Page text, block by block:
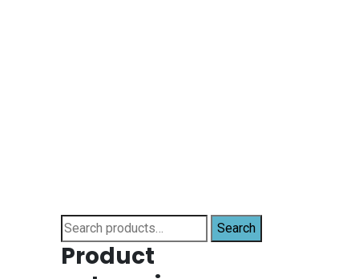
Search
for:
Search
Product